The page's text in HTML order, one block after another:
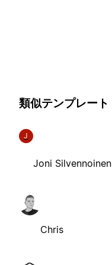
類似テンプレート
J
Joni Silvennoinen
Chris